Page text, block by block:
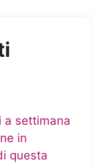
a settimana
in
questa